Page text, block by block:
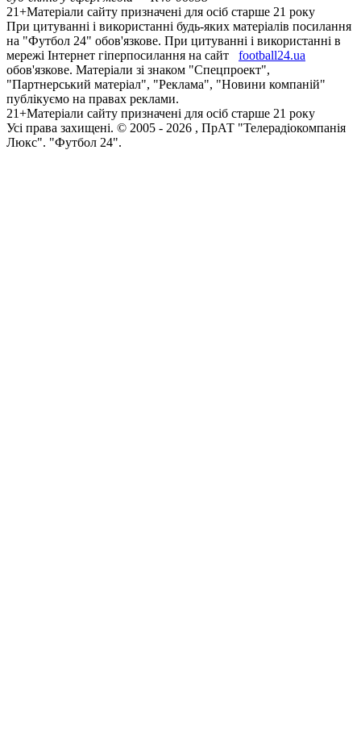
21+Матеріали сайту призначені для осіб старше 21 року
При цитуванні і використанні будь-яких матеріалів посилання
на "Футбол 24" обов'язкове. При цитуванні і використанні в
мережі Інтернет гіперпосилання на сайт
football24.ua
обов'язкове. Матеріали зі знаком "Спецпроект",
"Партнерський матеріал", "Реклама", "Новини компаній"
публікуємо на правах реклами.
21+Матеріали сайту призначені для осіб старше 21 року
Усi права захищенi. © 2005 - 2026 , ПрАТ "Телерадіокомпанія
Люкс". "Футбол 24".